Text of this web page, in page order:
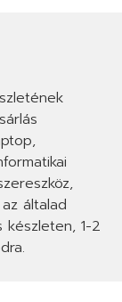
általad
1-2